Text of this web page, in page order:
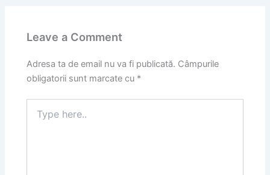
Leave a Comment
Adresa ta de email nu va fi publicată. Câmpurile
obligatorii sunt marcate cu *
here..